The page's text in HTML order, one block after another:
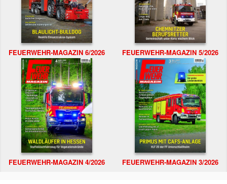
FEUERWEHR-MAGAZIN 6/2026 FEUERWEHR-MAGAZIN 5/2026
FEUERWEHR-MAGAZIN 4/2026 FEUERWEHR-MAGAZIN 3/2026